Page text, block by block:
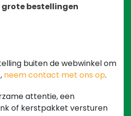
grote bestellingen
buiten de webwinkel om
neem contact met ons op.
attentie, een
of kerstpakket versturen